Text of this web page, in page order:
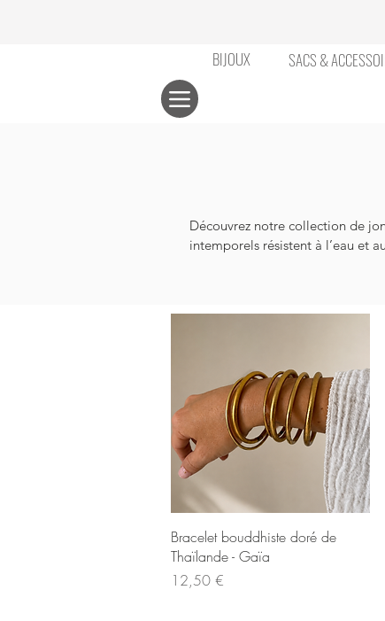
BIJOUX SACS &
Découvrez notre collection de
intemporels résistent à l’eau et
Aperçu rapide
Bracelet bouddhiste doré de
Thaïlande - Gaïa
Prix
12,50 €